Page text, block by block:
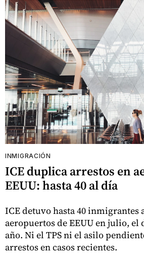
INMIGRACIÓN
ICE duplica arrestos en
EEUU: hasta 40 al día
ICE detuvo hasta 40 inmigrantes
aeropuertos de EEUU en julio, el
año. Ni el TPS ni el asilo
arrestos en casos recientes.